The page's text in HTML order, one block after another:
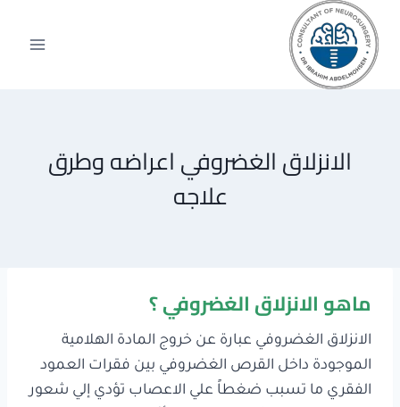
التجاوز
المحتوى
الانزلاق الغضروفي اعراضه وطرق
علاجه
ماهو الانزلاق الغضروفي ؟
الانزلاق الغضروفي عبارة عن خروج المادة الهلامية
الموجودة داخل القرص الغضروفي بين فقرات العمود
الفقري ما تسبب ضغطاً علي الاعصاب تؤدي إلي شعور